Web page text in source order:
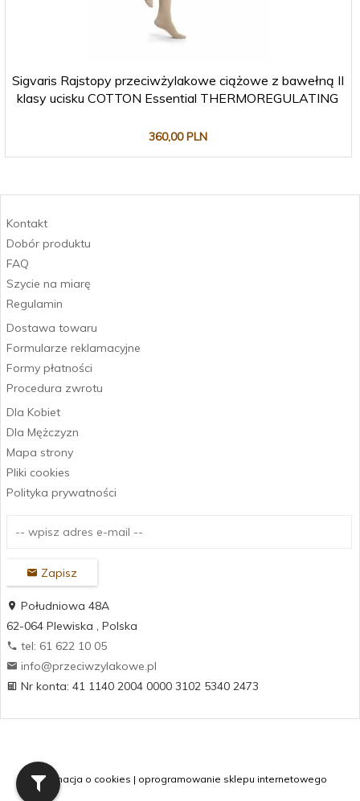
Sigvaris Rajstopy przeciwżylakowe ciążowe z bawełną II
klasy ucisku COTTON Essential THERMOREGULATING
360,00 PLN
Kontakt
Dobór produktu
FAQ
Szycie na miarę
Regulamin
Dostawa towaru
Formularze reklamacyjne
Formy płatności
Procedura zwrotu
Dla Kobiet
Dla Mężczyzn
Mapa strony
Pliki cookies
Polityka prywatności
Zapisz
Południowa 48A
62-064 Plewiska , Polska
tel: 61 622 10 05
Nr konta: 41 1140 2004 0000 3102 5340 2473
info@przeciwzylakowe.pl
Informacja o cookies | oprogramowanie sklepu internetowego